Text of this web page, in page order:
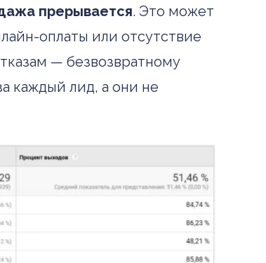
прерывается. Это может
оплаты или отсутствие
— безвозвратному
каждый лид, а они не